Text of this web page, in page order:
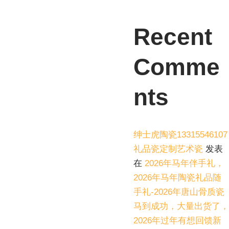
Recent
Comme
nts
绅士虎陶瓷13315546107
礼品瓷定制艺术瓷 发表
在 2026年马年伴手礼，
2026年马年陶瓷礼品随
手礼-2026年唐山骨质瓷
马到成功，大量出货了，
2026年过年有想回馈新